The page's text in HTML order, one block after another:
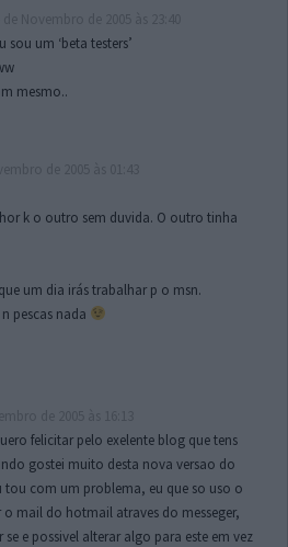
um ‘beta testers’
mesmo..
k o outro sem duvida. O outro tinha
um dia irás trabalhar p o msn.
pescas nada
felicitar pelo exelente blog que tens
gostei muito desta nova versao do
tou com um problema, eu que so uso o
o mail do hotmail atraves do messeger,
se e possivel alterar algo para este em vez